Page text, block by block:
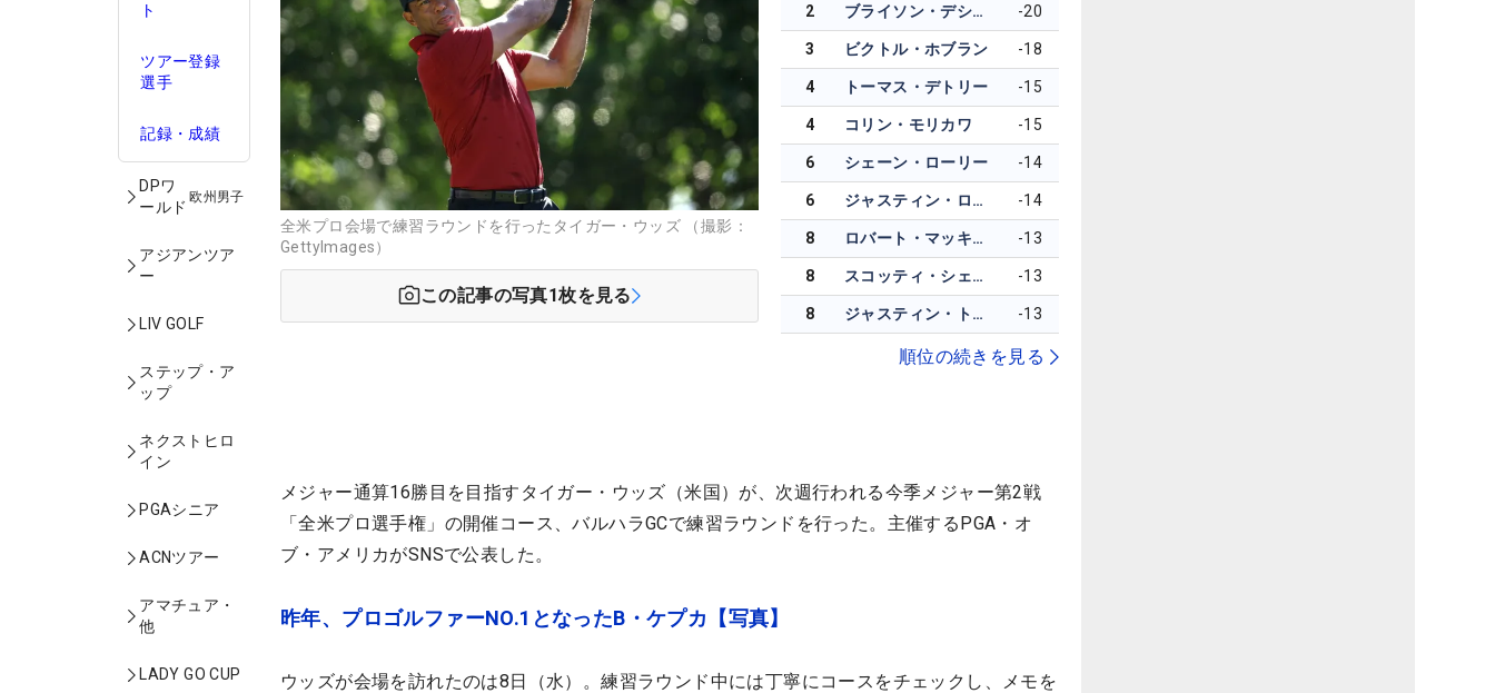
ト
ツアー登録
選手
記録・成績
DPワ
ールド
欧州男子
アジアンツア
ー
LIV GOLF
ステップ・ア
ップ
ネクストヒロ
イン
PGAシニア
ACNツアー
アマチュア・
他
LADY GO CUP
全米プロ会場で練習ラウンドを行ったタイガー・ウッズ （撮影：
GettyImages）
この記事の写真1枚を見る
2 ブライソン・デシャンボー -20
3 ビクトル・ホブラン -18
4 トーマス・デトリー -15
4 コリン・モリカワ -15
6 シェーン・ローリー -14
6 ジャスティン・ローズ -14
8 ロバート・マッキンタイア -13
8 スコッティ・シェフラー -13
8 ジャスティン・トーマス -13
順位の続きを見る
メジャー通算16勝目を目指すタイガー・ウッズ（米国）が、次週行われる今季メジャー第2戦
「全米プロ選手権」の開催コース、バルハラGCで練習ラウンドを行った。主催するPGA・オ
ブ・アメリカがSNSで公表した。
昨年、プロゴルファーNO.1となったB・ケプカ【写真】
ウッズが会場を訪れたのは8日（水）。練習ラウンド中には丁寧にコースをチェックし、メモを